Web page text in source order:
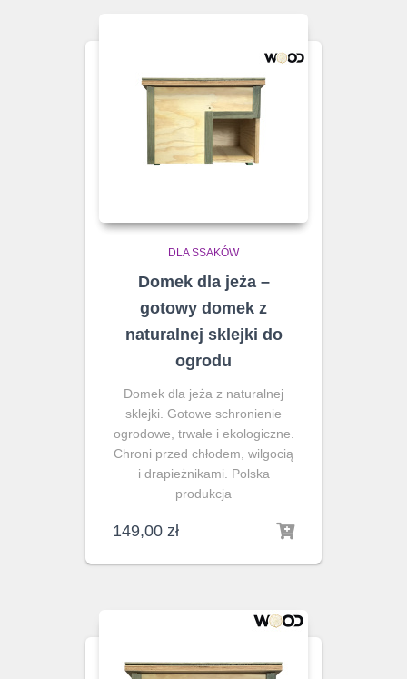
DLA SSAKÓW
Domek dla jeża –
gotowy domek z
naturalnej sklejki do
ogrodu
Domek dla jeża z naturalnej
sklejki. Gotowe schronienie
ogrodowe, trwałe i ekologiczne.
Chroni przed chłodem, wilgocią
i drapieżnikami. Polska
produkcja
149,00 zł